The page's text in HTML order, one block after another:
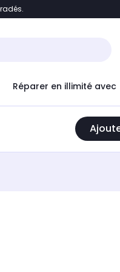
Accéder directement
Réparer en illimité avec